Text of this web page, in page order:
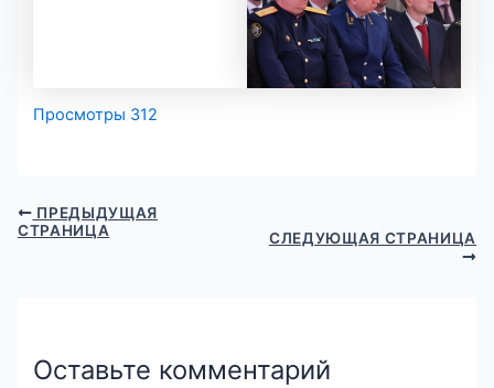
Просмотры 312
ПРЕДЫДУЩАЯ
СТРАНИЦА
СЛЕДУЮЩАЯ СТРАНИЦА
Оставьте комментарий